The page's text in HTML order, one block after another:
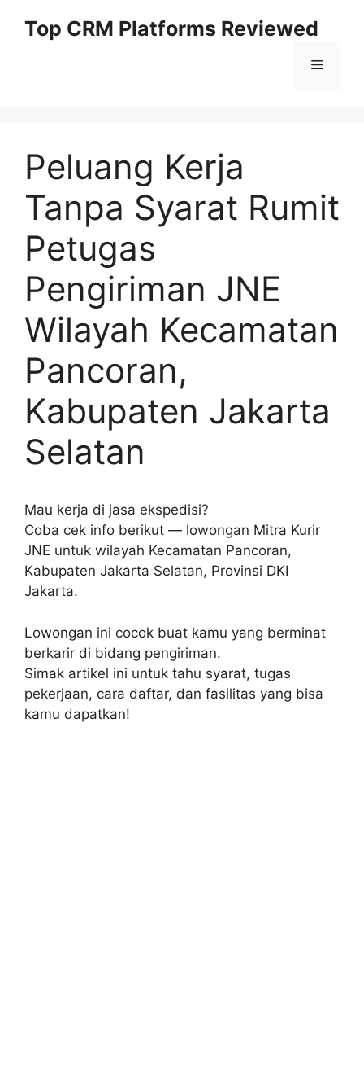
Top CRM Platforms Reviewed
Menu
Peluang Kerja
Tanpa Syarat Rumit
Petugas
Pengiriman JNE
Wilayah Kecamatan
Pancoran,
Kabupaten Jakarta
Selatan
Mau kerja di jasa ekspedisi?
Coba cek info berikut — lowongan Mitra Kurir
JNE untuk wilayah Kecamatan Pancoran,
Kabupaten Jakarta Selatan, Provinsi DKI
Jakarta.
Lowongan ini cocok buat kamu yang berminat
berkarir di bidang pengiriman.
Simak artikel ini untuk tahu syarat, tugas
pekerjaan, cara daftar, dan fasilitas yang bisa
kamu dapatkan!